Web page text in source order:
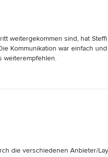
weitergekommen sind, hat
Kommunikation war einfach
weiterempfehlen.
die verschiedenen Anbieter/